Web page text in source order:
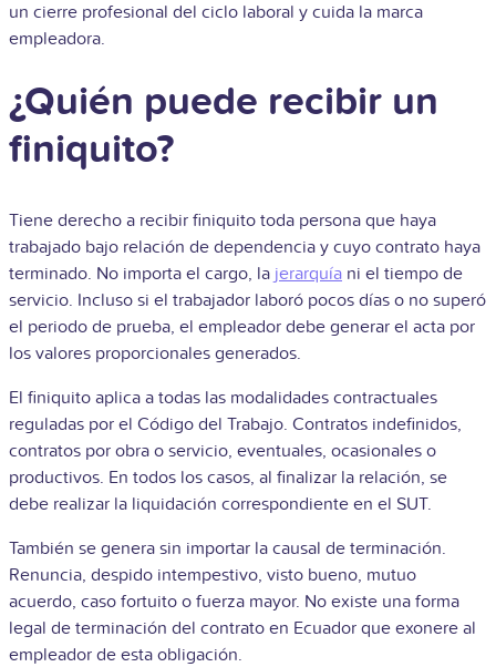
un cierre profesional del ciclo laboral y cuida la marca
empleadora.
¿Quién puede recibir un
finiquito?
Tiene derecho a recibir finiquito toda persona que haya
trabajado bajo relación de dependencia y cuyo contrato haya
terminado. No importa el cargo, la jerarquía ni el tiempo de
servicio. Incluso si el trabajador laboró pocos días o no superó
el periodo de prueba, el empleador debe generar el acta por
los valores proporcionales generados.
El finiquito aplica a todas las modalidades contractuales
reguladas por el Código del Trabajo. Contratos indefinidos,
contratos por obra o servicio, eventuales, ocasionales o
productivos. En todos los casos, al finalizar la relación, se
debe realizar la liquidación correspondiente en el SUT.
También se genera sin importar la causal de terminación.
Renuncia, despido intempestivo, visto bueno, mutuo
acuerdo, caso fortuito o fuerza mayor. No existe una forma
legal de terminación del contrato en Ecuador que exonere al
empleador de esta obligación.